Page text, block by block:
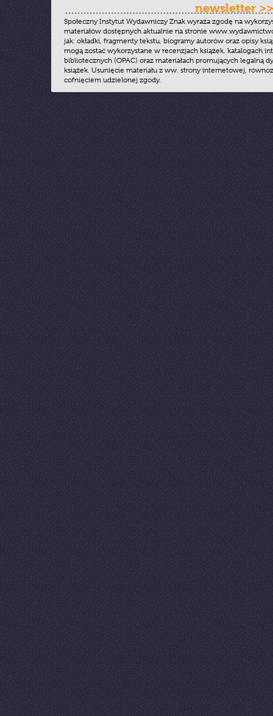
newsletter >>
Społeczny Instytut Wydawniczy Znak wyraża zgodę na
materiałów dostępnych aktualnie na stronie
jak: okładki, fragmenty tekstu, biogramy autorów oraz opisy
mogą zostać wykorzystane w recenzjach książek, katalogach
bibliotecznych (OPAC) oraz materiałach promujących legalną
książek. Usunięcie materiału z ww. strony internetowej,
cofnięciem udzielonej zgody.